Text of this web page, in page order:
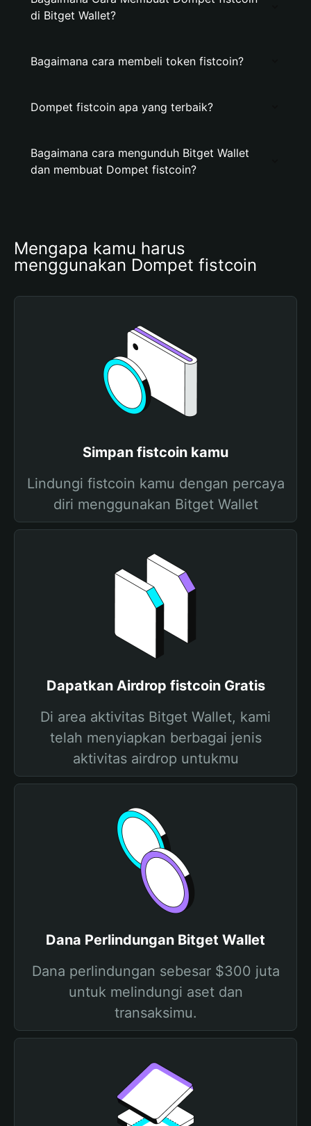
di Bitget Wallet?
Bagaimana cara membeli token fistcoin?
Dompet fistcoin apa yang terbaik?
Bagaimana cara mengunduh Bitget Wallet
dan membuat Dompet fistcoin?
Mengapa kamu harus
menggunakan Dompet fistcoin
Simpan fistcoin kamu
Lindungi fistcoin kamu dengan percaya
diri menggunakan Bitget Wallet
Dapatkan Airdrop fistcoin Gratis
Di area aktivitas Bitget Wallet, kami
telah menyiapkan berbagai jenis
aktivitas airdrop untukmu
Dana Perlindungan Bitget Wallet
Dana perlindungan sebesar $300 juta
untuk melindungi aset dan
transaksimu.